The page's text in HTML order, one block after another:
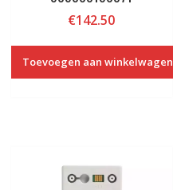
€142.50
Toevoegen aan winkelwagen